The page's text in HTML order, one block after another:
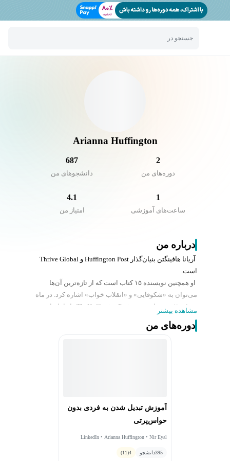
جستجو در
Arianna Huffington
2
دوره‌های من
687
دانشجو‌های من
1
ساعت‌های آموزشی
4.1
امتیاز من
درباره من
آریانا هافینگتن بنیان‌گذار Huffington Post و Thrive Global
است.
او همچنین نویسنده ۱۵ کتاب است که از تازه‌ترین آن‌ها
می‌توان به «شکوفایی» و «انقلاب خواب» اشاره کرد. در ماه
مه ۲۰۰۵، وب‌سایت TheHuffingtonPost.com را راه‌اندازی
کرد، سایتی خبری و بلاگ محور که به‌سرعت به یکی از
پربازدیدترین، لینک‌خورده‌ترین و پرحجم‌ترین برندهای
فوربس او را در فهرست قدرتمندترین زنان دنیا قرارداد. او که
کرد و با مدرک کارشناسی‌ارشد در رشتهٔ اقتصاد از دانشگاه
مشاهده بیشتر
دوره‌های من
آموزش تبدیل شدن به فردی بدون
حواس‌پرتی
LinkedIn • Arianna Huffington • Nir Eyal
395دانشجو 4
(11)